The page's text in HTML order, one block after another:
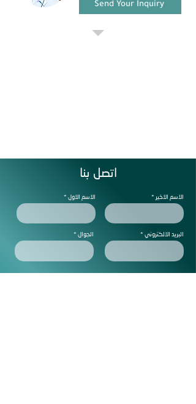
Send Your Inquiry
اتصل بنا
الاسم الاول
الجوال
الاسم الاخير
البريد الالكتروني
ملاحظات